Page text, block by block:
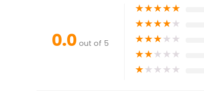
0.0 out of 5
★★★★★
★★★★★
★★★★★
★★★★★
★★★★★